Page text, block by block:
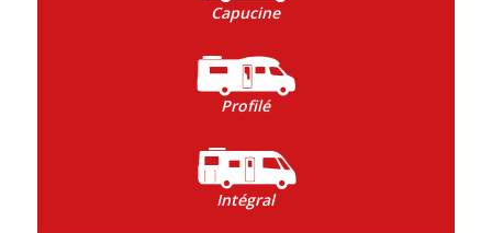
Capucine
Profilé
Intégral